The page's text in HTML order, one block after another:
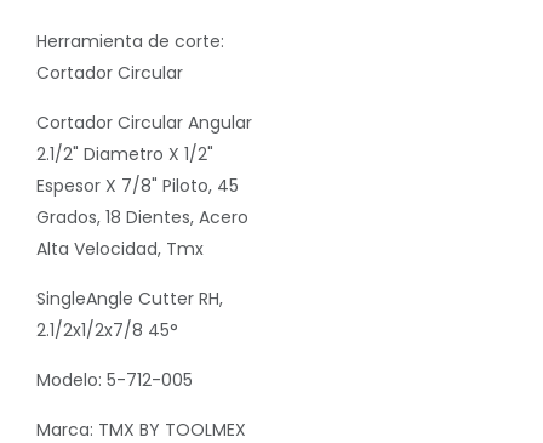
Herramienta de corte:
Cortador Circular
Cortador Circular Angular
2.1/2" Diametro X 1/2"
Espesor X 7/8" Piloto, 45
Grados, 18 Dientes, Acero
Alta Velocidad, Tmx
SingleAngle Cutter RH,
2.1/2x1/2x7/8 45°
Modelo: 5-712-005
Marca: TMX BY TOOLMEX